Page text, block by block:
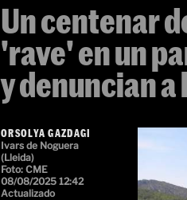
Un centenar
'rave' en un
y denuncian
ORSOLYA GAZDAGI
Ivars de Noguera
(Lleida)
Foto: CME
08/08/2025 12:42
Actualizado